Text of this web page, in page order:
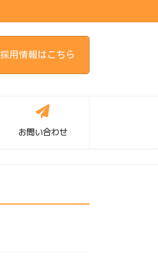
採用情報はこちら
お問い合わせ